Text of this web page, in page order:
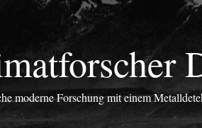
moderne Forschung mit einem